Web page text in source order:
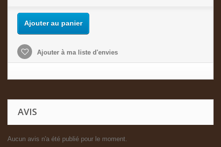
Ajouter au panier
Ajouter à ma liste d'envies
AVIS
Aucun avis n'a été publié pour le moment.